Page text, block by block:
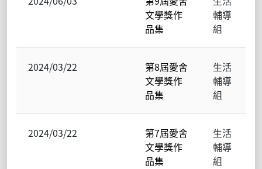
文學獎作
品集
輔導
組
2024/03/22
第8屆愛舍
文學獎作
品集
生活
輔導
組
2024/03/22
第7屆愛舍
文學獎作
品集
生活
輔導
組